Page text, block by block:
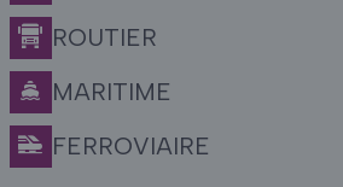
ROUTIER
MARITIME
FERROVIAIRE